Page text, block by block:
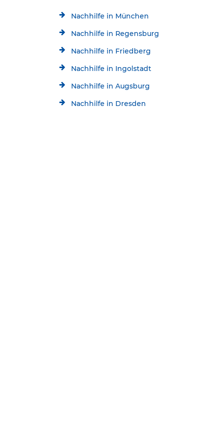
Nachhilfe in München
Nachhilfe in Regensburg
Nachhilfe in Friedberg
Nachhilfe in Ingolstadt
Nachhilfe in Augsburg
Nachhilfe in Dresden